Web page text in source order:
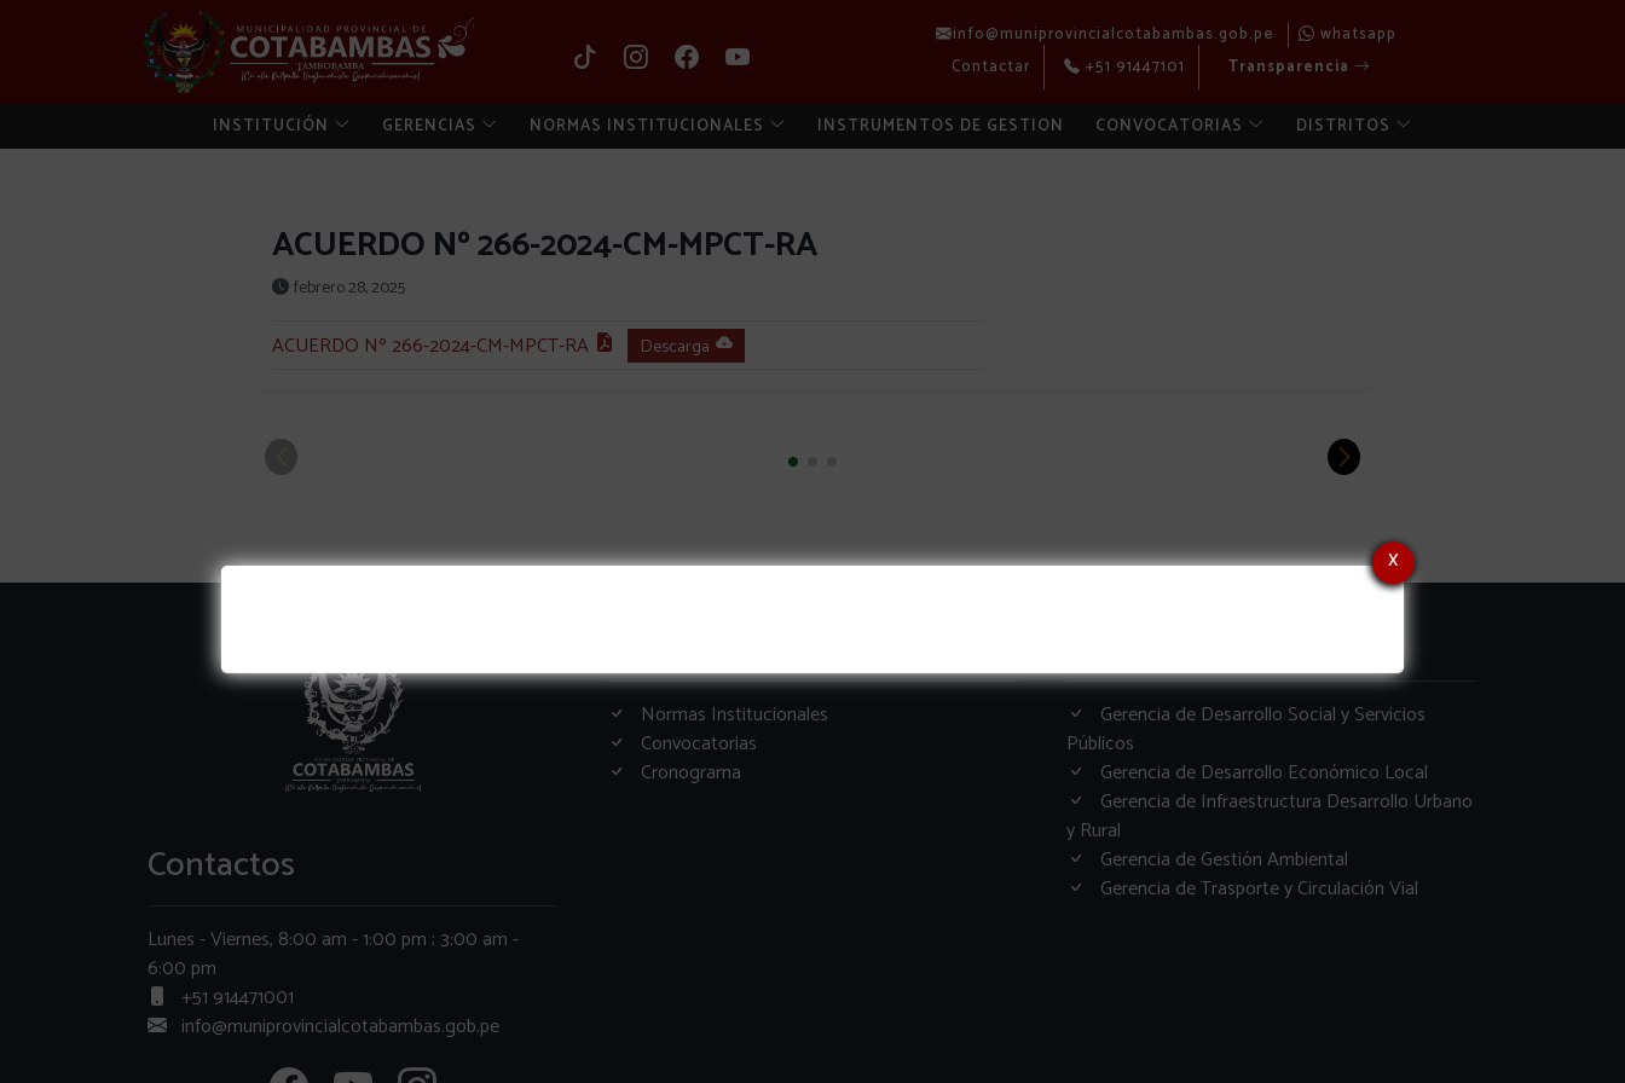
info@muniprovincialcotabambas.gob.pe
whatsapp
Contactar
+51 91447101 Transparencia
INSTITUCIÓN GERENCIAS NORMAS INSTITUCIONALES INSTRUMENTOS DE GESTION CONVOCATORIAS DISTRITOS
ACUERDO Nº 266-2024-CM-MPCT-RA
febrero 28, 2025
ACUERDO Nº 266-2024-CM-MPCT-RA Descarga
x
Contactos
Lunes - Viernes, 8:00 am - 1:00 pm ; 3:00 am -
6:00 pm
+51 914471001
info@muniprovincialcotabambas.gob.pe
Normas Institucionales
Convocatorias
Cronograma
Gerencia de Desarrollo Social y Servicios
Públicos
Gerencia de Desarrollo Económico Local
Gerencia de Infraestructura Desarrollo Urbano
y Rural
Gerencia de Gestión Ambiental
Gerencia de Trasporte y Circulación Vial